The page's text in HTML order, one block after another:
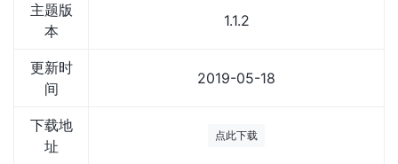
主题版
本
1.1.2
更新时
间
2019-05-18
下载地
址
点此下载